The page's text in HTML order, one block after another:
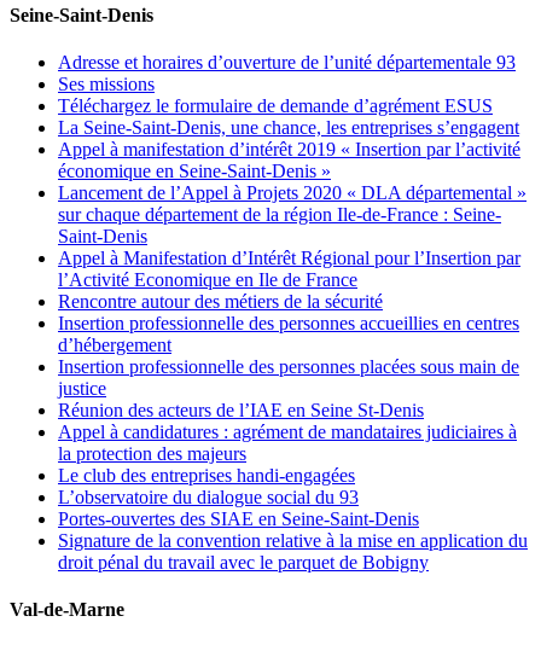
Seine-Saint-Denis
Adresse et horaires d’ouverture de l’unité départementale 93
Ses missions
Téléchargez le formulaire de demande d’agrément ESUS
La Seine-Saint-Denis, une chance, les entreprises s’engagent
Appel à manifestation d’intérêt 2019 « Insertion par l’activité
économique en Seine-Saint-Denis »
Lancement de l’Appel à Projets 2020 « DLA départemental »
sur chaque département de la région Ile-de-France : Seine-
Saint-Denis
Appel à Manifestation d’Intérêt Régional pour l’Insertion par
l’Activité Economique en Ile de France
Rencontre autour des métiers de la sécurité
Insertion professionnelle des personnes accueillies en centres
d’hébergement
Insertion professionnelle des personnes placées sous main de
justice
Réunion des acteurs de l’IAE en Seine St-Denis
Appel à candidatures : agrément de mandataires judiciaires à
la protection des majeurs
Le club des entreprises handi-engagées
L’observatoire du dialogue social du 93
Portes-ouvertes des SIAE en Seine-Saint-Denis
Signature de la convention relative à la mise en application du
droit pénal du travail avec le parquet de Bobigny
Val-de-Marne